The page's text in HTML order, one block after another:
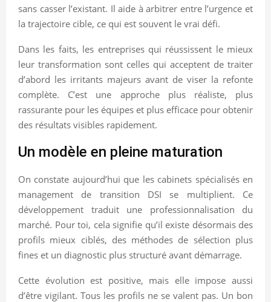
sans casser l’existant. Il aide à arbitrer entre l’urgence et
la trajectoire cible, ce qui est souvent le vrai défi.
Dans les faits, les entreprises qui réussissent le mieux
leur transformation sont celles qui acceptent de traiter
d’abord les irritants majeurs avant de viser la refonte
complète. C’est une approche plus réaliste, plus
rassurante pour les équipes et plus efficace pour obtenir
des résultats visibles rapidement.
Un modèle en pleine maturation
On constate aujourd’hui que les cabinets spécialisés en
management de transition DSI se multiplient. Ce
développement traduit une professionnalisation du
marché. Pour toi, cela signifie qu’il existe désormais des
profils mieux ciblés, des méthodes de sélection plus
fines et un diagnostic plus structuré avant démarrage.
Cette évolution est positive, mais elle impose aussi
d’être vigilant. Tous les profils ne se valent pas. Un bon